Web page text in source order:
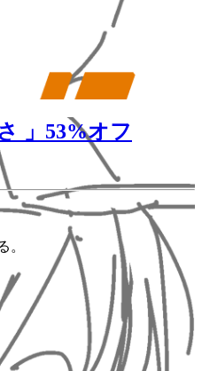
」53%オフ
。